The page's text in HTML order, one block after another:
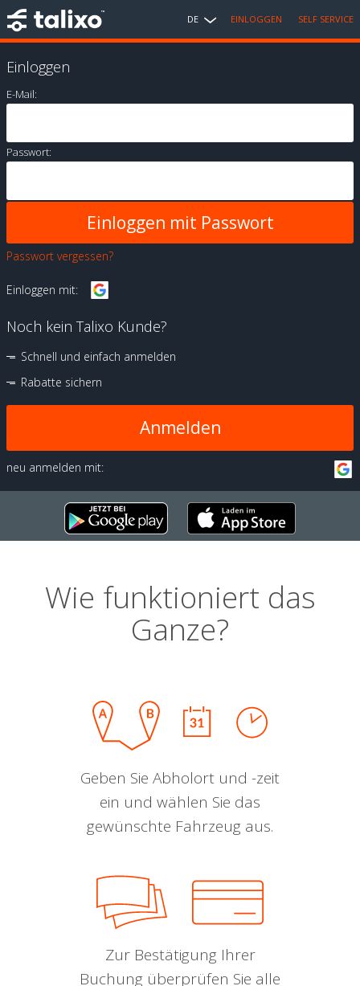
DE EINLOGGEN SELF SERVICE
Einloggen
E-Mail:
Passwort:
Passwort vergessen?
Einloggen mit:
Noch kein Talixo Kunde?
Schnell und einfach anmelden
Rabatte sichern
Anmelden
neu anmelden mit:
Wie funktioniert das
Ganze?
Geben Sie Abholort und -zeit
ein und wählen Sie das
gewünschte Fahrzeug aus.
Zur Bestätigung Ihrer
Buchung überprüfen Sie alle